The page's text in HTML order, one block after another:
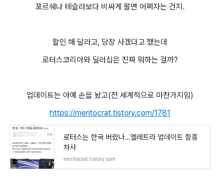
포르쉐나 테슬라보다 비싸게 팔면 어쩌자는 건지.
할인 해 달라고, 당장 사겠다고 했는데
로터스코리아와 딜러십은 진짜 뭐하는 걸까?
업데이트는 아예 손을 놨고(전 세계적으로 마찬가지임)
https://meritocrat.tistory.com/1781
로터스는 한국 버렸나…엘레트라 업데이트 함흥
차사
meritocrat.tistory.com